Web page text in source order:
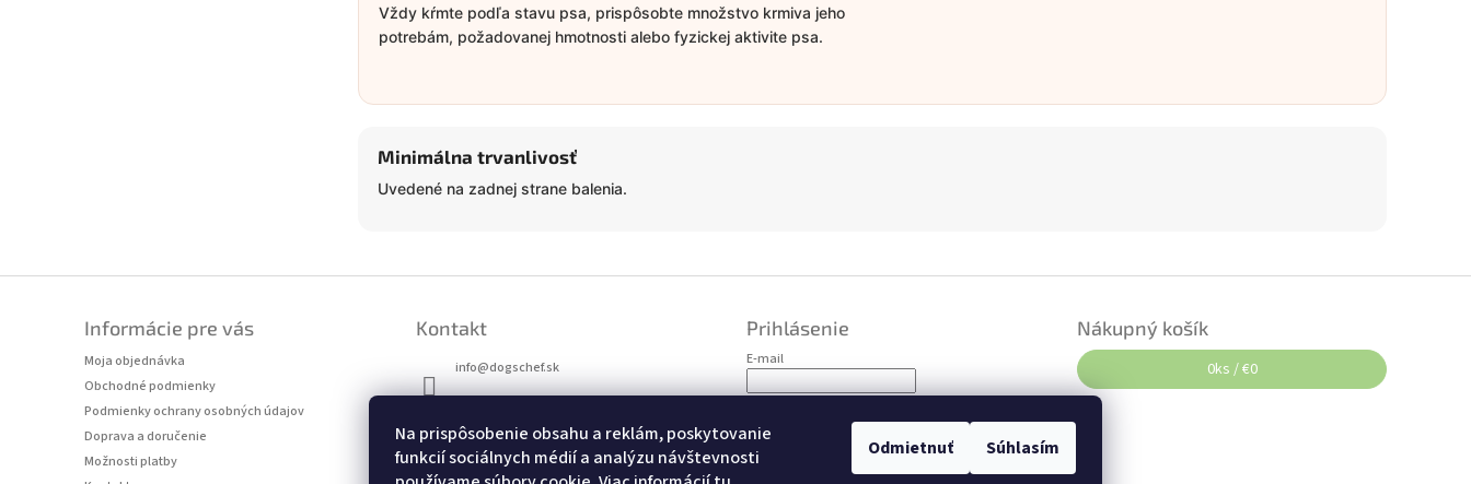
Na prispôsobenie obsahu a reklám, poskytovanie
funkcií sociálnych médií a analýzu návštevnosti
Odmietnuť Súhlasím
Vždy kŕmte podľa stavu psa, prispôsobte množstvo krmiva jeho
potrebám, požadovanej hmotnosti alebo fyzickej aktivite psa.
Minimálna trvanlivosť
Uvedené na zadnej strane balenia.
Informácie pre vás
Moja objednávka
Obchodné podmienky
Podmienky ochrany osobných údajov
Doprava a doručenie
Možnosti platby
Kontakt
info@dogschef.sk
Prihlásenie
E-mail
Nákupný košík
0ks /€0